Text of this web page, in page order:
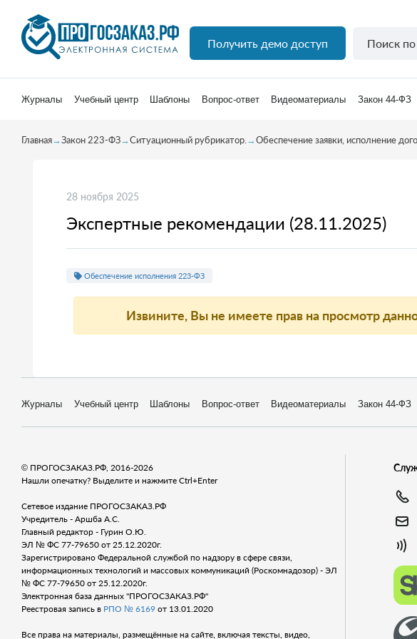
Получить демо доступ
Журналы Учебный центр Шаблоны Вопрос-ответ Видеоматериалы Закон 44-ФЗ
Главная→Закон 223-ФЗ→Ситуационный рубрикатор. →Обеспечение заявки, исполнение
28 ноября 2025
Экспертные рекомендации (28.11.2025)
Обеспечение исполнения 223-ФЗ
Извините, Вы не имеете прав на просмотр
Журналы Учебный центр Шаблоны Вопрос-ответ Видеоматериалы Закон 44-ФЗ
© ПРОГОСЗАКАЗ.РФ, 2016-2026
Нашли опечатку? Выделите и нажмите Ctrl+Enter
Сетевое издание ПРОГОСЗАКАЗ.РФ
Учредитель - Аршба А.С.
Главный редактор - Гурин О.Ю.
ЭЛ № ФС 77-79650 от 25.12.2020г.
Зарегистрировано Федеральной службой по надзору в сфере связи,
информационных технологий и массовых коммуникаций (Роскомнадозор) - ЭЛ
№ ФС 77-79650 от 25.12.2020г.
Электронная база данных "ПРОГОСЗАКАЗ.РФ"
Реестровая запись в РПО № 6169 от 13.01.2020
Все права на материалы, размещённые на сайте, включая тексты, видео,